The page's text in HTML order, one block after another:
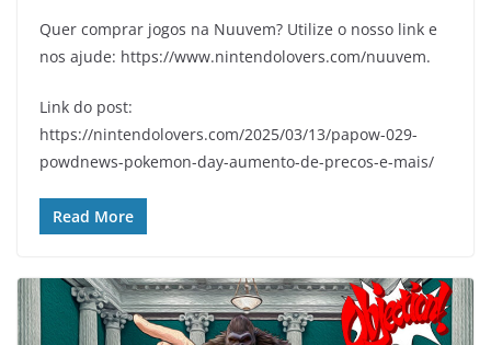
Quer comprar jogos na Nuuvem? Utilize o nosso link e
nos ajude: https://www.nintendolovers.com/nuuvem.
Link do post:
https://nintendolovers.com/2025/03/13/papow-029-
powdnews-pokemon-day-aumento-de-precos-e-mais/
Read More